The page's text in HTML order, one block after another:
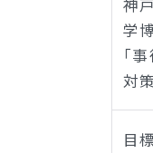
神
学
「
対
目